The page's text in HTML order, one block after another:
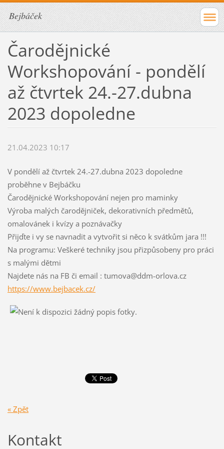
Bejbáček
Čarodějnické
Workshopování - pondělí
až čtvrtek 24.-27.dubna
2023 dopoledne
21.04.2023 10:17
V pondělí až čtvrtek 24.-27.dubna 2023 dopoledne
proběhne v Bejbáčku
Čarodějnické Workshopování nejen pro maminky
Výroba malých čarodějniček, dekorativních předmětů,
omalovánek i kvízy a poznávačky
Přijďte i vy se navnadit a vytvořit si něco k svátkům jara !!!
Na programu: Veškeré techniky jsou přizpůsobeny pro práci
s malými dětmi
Najdete nás na FB či email : tumova@ddm-orlova.cz
https://www.bejbacek.cz/
« Zpět
Kontakt